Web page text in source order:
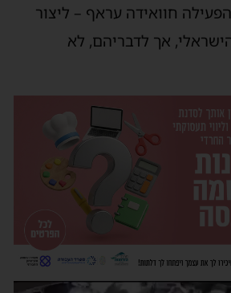
חוואידה עראף – ליצור
אך לדבריהם, לא